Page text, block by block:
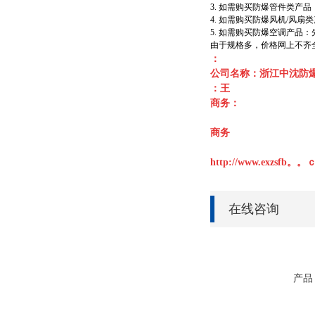
3. 如需购买防爆管件类产
4. 如需购买防爆风机/风扇
5. 如需购买防爆空调产品
由于规格多，价格网上不
：
公司名称：浙江中沈防
：王
商务：
商务
http://www.exzsfb。。
在线咨询
产品